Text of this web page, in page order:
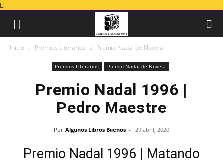
Inicio Premios Literarios Premio Nadal de Novela
Premios Literarios Premio Nadal de Novela
Premio Nadal 1996 |
Pedro Maestre
Por Algunos Libros Buenos - 29 abril, 2020
Premio Nadal 1996 | Matando